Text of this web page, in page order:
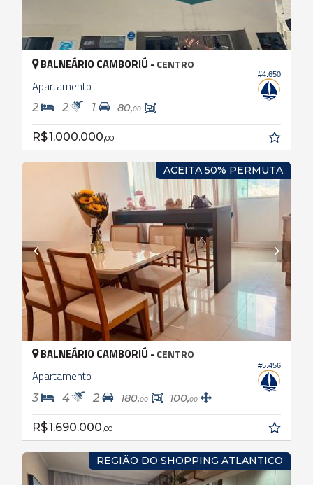
#4.650
BALNEÁRIO CAMBORIÚ - CENTRO
Apartamento
2 2 1 80,00
R$ 1.000.000,00
ACEITA 50% PERMUTA
#5.456
BALNEÁRIO CAMBORIÚ - CENTRO
Apartamento
3 4 2 180,00 100,00
R$ 1.690.000,00
REGIÃO DO SHOPPING ATLANTICO